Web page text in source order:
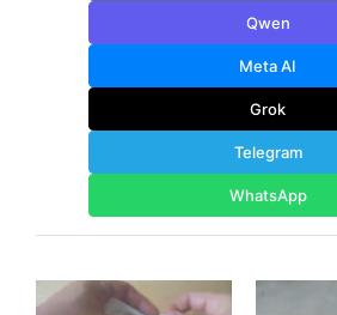
Qwen
Meta AI
Grok
Telegram
WhatsApp